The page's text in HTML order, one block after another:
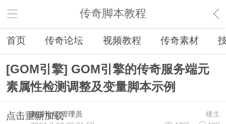
传奇脚本教程
首页 传奇论坛 视频教程 传奇素材
[GOM引擎] GOM引擎的传奇服务端元
素属性检测调整及变量脚本示例
点击重新加载 楼主
趣游论坛 管理员